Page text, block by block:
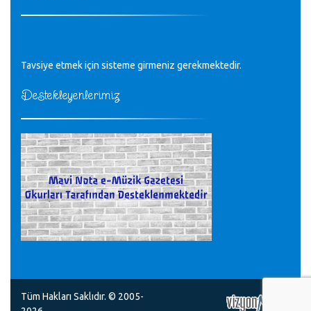
Tavsiye etmek için sisteme girmeniz gerekmektedir.
Destekleyenlerimiz
Tüm Hakları Saklıdır. © 2005-